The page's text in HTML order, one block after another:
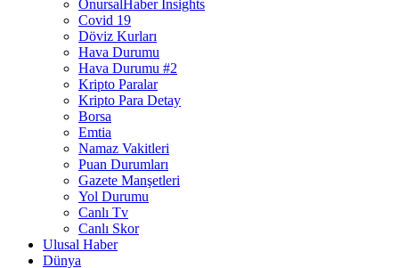
OnursalHaber Insights
Covid 19
Döviz Kurları
Hava Durumu
Hava Durumu #2
Kripto Paralar
Kripto Para Detay
Borsa
Emtia
Namaz Vakitleri
Puan Durumları
Gazete Manşetleri
Yol Durumu
Canlı Tv
Canlı Skor
Ulusal Haber
Dünya